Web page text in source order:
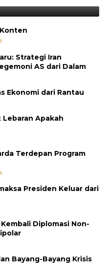
Strategi Iran
AS dari Dalam
Ekonomi dari Rantau
Lebaran Apakah
Terdepan Program
Presiden Keluar dari
Diplomasi Non-
Bayang-Bayang Krisis